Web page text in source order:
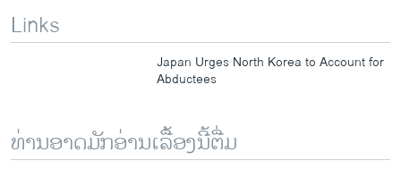
Links
Japan Urges North Korea to Account for
Abductees
ທ່ານອາດມັກອ່ານເລື້ອງນີ້ຕື່ມ